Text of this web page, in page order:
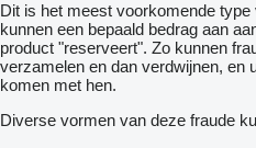
of Corné Visser
Dit is het meest voorkomende
kunnen een bepaald bedrag aan
product "reserveert". Zo kunnen
verzamelen en dan verdwijnen, en
komen met hen.
Diverse vormen van deze fraude